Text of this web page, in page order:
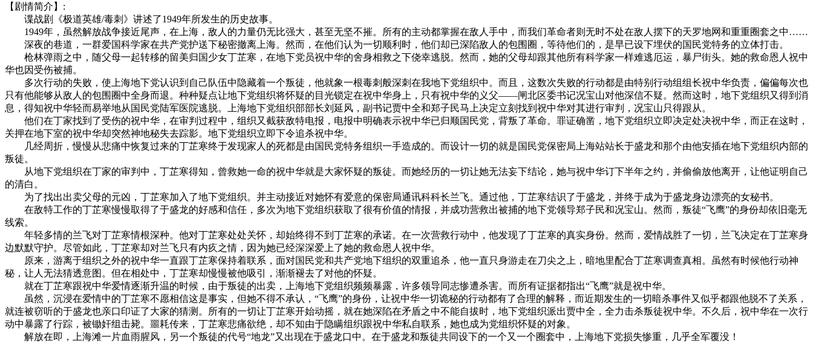
【剧情简介】:
谍战剧《极道英雄/毒刺》讲述了1949年所发生的历史故事。
1949年，虽然解放战争接近尾声，在上海，敌人的力量仍无比强大，甚至无坚不摧。所有的主动都掌握在敌人手中，而我们革命者则无时不处在敌人摆下的天罗地网和重重圈套之中……
深夜的巷道，一群爱国科学家在共产党护送下秘密撤离上海。然而，在他们认为一切顺利时，他们却已深陷敌人的包围圈，等待他们的，是早已设下埋伏的国民党特务的立体打击。
枪林弹雨之中，随父母一起转移的留美归国少女丁芷寒，在地下党员祝中华的舍身相救之下侥幸逃脱。然而，她的父母却跟其他所有科学家一样难逃厄运，暴尸街头。她的救命恩人祝中
华也因受伤被捕。
多次行动的失败，使上海地下党认识到自己队伍中隐藏着一个叛徒，他就象一根毒刺般深刺在我地下党组织中。而且，这数次失败的行动都是由特别行动组组长祝中华负责，偏偏每次也
只有他能够从敌人的包围圈中全身而退。种种疑点让地下党组织将怀疑的目光锁定在祝中华身上，只有祝中华的义父——闸北区委书记况宝山对他深信不疑。然而这时，地下党组织又得到消
息，得知祝中华轻而易举地从国民党陆军医院逃脱。上海地下党组织部部长刘延风，副书记贾中全和郑子民马上决定立刻找到祝中华对其进行审判，况宝山只得跟从。
他们在丁家找到了受伤的祝中华，在审判过程中，组织又截获敌特电报，电报中明确表示祝中华已归顺国民党，背叛了革命。罪证确凿，地下党组织立即决定处决祝中华，而正在这时，
关押在地下室的祝中华却突然神地秘失去踪影。地下党组织立即下令追杀祝中华。
几经周折，慢慢从悲痛中恢复过来的丁芷寒终于发现家人的死都是由国民党特务组织一手造成的。而设计一切的就是国民党保密局上海站站长于盛龙和那个由他安插在地下党组织内部的
叛徒。
从地下党组织在丁家的审判中，丁芷寒得知，曾救她一命的祝中华就是大家怀疑的叛徒。而她经历的一切让她无法妄下结论，她与祝中华订下半年之约，并偷偷放他离开，让他证明自己
的清白。
为了找出出卖父母的元凶，丁芷寒加入了地下党组织。并主动接近对她怀有爱意的保密局通讯科科长兰飞。通过他，丁芷寒结识了于盛龙，并终于成为于盛龙身边漂亮的女秘书。
在敌特工作的丁芷寒慢慢取得了于盛龙的好感和信任，多次为地下党组织获取了很有价值的情报，并成功营救出被捕的地下党领导郑子民和况宝山。然而，叛徒“飞鹰”的身份却依旧毫无
线索。
年轻多情的兰飞对丁芷寒情根深种。他对丁芷寒处处关怀，却始终得不到丁芷寒的承诺。在一次营救行动中，他发现了丁芷寒的真实身份。然而，爱情战胜了一切，兰飞决定在丁芷寒身
边默默守护。尽管如此，丁芷寒却对兰飞只有内疚之情，因为她已经深深爱上了她的救命恩人祝中华。
原来，游离于组织之外的祝中华一直跟丁芷寒保持着联系，面对国民党和共产党地下组织的双重追杀，他一直只身游走在刀尖之上，暗地里配合丁芷寒调查真相。虽然有时候他行动神
秘，让人无法猜透意图。但在相处中，丁芷寒却慢慢被他吸引，渐渐褪去了对他的怀疑。
就在丁芷寒跟祝中华爱情逐渐升温的时候，由于叛徒的出卖，上海地下党组织频频暴露，许多领导同志惨遭杀害。而所有证据都指出“飞鹰”就是祝中华。
虽然，沉浸在爱情中的丁芷寒不愿相信这是事实，但她不得不承认，“飞鹰”的身份，让祝中华一切诡秘的行动都有了合理的解释，而近期发生的一切暗杀事件又似乎都跟他脱不了关系，
就连被窃听的于盛龙也亲口印证了大家的猜测。所有的一切让丁芷寒开始动摇，就在她深陷在矛盾之中不能自拔时，地下党组织派出贾中全，全力击杀叛徒祝中华。不久后，祝中华在一次行
动中暴露了行踪，被锄奸组击毙。噩耗传来，丁芷寒悲痛欲绝，却不知由于隐瞒组织跟祝中华私自联系，她也成为党组织怀疑的对象。
解放在即，上海滩一片血雨腥风，另一个叛徒的代号“地龙”又出现在于盛龙口中。在于盛龙和叛徒共同设下的一个又一个圈套中，上海地下党损失惨重，几乎全军覆没！